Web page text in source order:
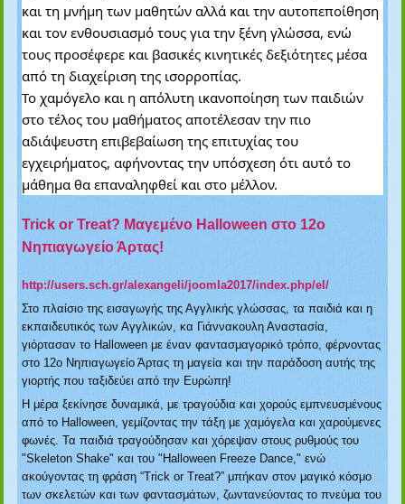
και τη μνήμη των μαθητών αλλά και την αυτοπεποίθηση
και τον ενθουσιασμό τους για την ξένη γλώσσα, ενώ
τους προσέφερε και βασικές κινητικές δεξιότητες μέσα
από τη διαχείριση της ισορροπίας.
Το χαμόγελο και η απόλυτη ικανοποίηση των παιδιών
στο τέλος του μαθήματος αποτέλεσαν την πιο
αδιάψευστη επιβεβαίωση της επιτυχίας του
εγχειρήματος, αφήνοντας την υπόσχεση ότι αυτό το
μάθημα θα επαναληφθεί και στο μέλλον.
Trick or Treat? Μαγεμένο Halloween στο 12ο
Νηπιαγωγείο Άρτας!
http://users.sch.gr/alexangeli/joomla2017/index.php/el/
Στο πλαίσιο της εισαγωγής της Αγγλικής γλώσσας, τα παιδιά και η
εκπαιδευτικός των Αγγλικών, κα Γιάννακουλη Αναστασία,
γιόρτασαν το Halloween με έναν φαντασμαγορικό τρόπο, φέρνοντας
στο 12ο Νηπιαγωγείο Άρτας τη μαγεία και την παράδοση αυτής της
γιορτής που ταξιδεύει από την Ευρώπη!
Η μέρα ξεκίνησε δυναμικά, με τραγούδια και χορούς εμπνευσμένους
από το Halloween, γεμίζοντας την τάξη με χαμόγελα και χαρούμενες
φωνές. Τα παιδιά τραγούδησαν και χόρεψαν στους ρυθμούς του
"Skeleton Shake" και του "Halloween Freeze Dance," ενώ
ακούγοντας τη φράση“Trick or Treat?” μπήκαν στον μαγικό κόσμο
των σκελετών και των φαντασμάτων, ζωντανεύοντας το πνεύμα του